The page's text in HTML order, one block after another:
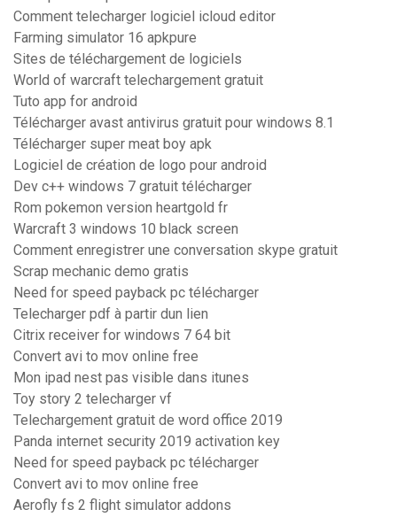
Comment telecharger logiciel icloud editor
Farming simulator 16 apkpure
Sites de téléchargement de logiciels
World of warcraft telechargement gratuit
Tuto app for android
Télécharger avast antivirus gratuit pour windows 8.1
Télécharger super meat boy apk
Logiciel de création de logo pour android
Dev c++ windows 7 gratuit télécharger
Rom pokemon version heartgold fr
Warcraft 3 windows 10 black screen
Comment enregistrer une conversation skype gratuit
Scrap mechanic demo gratis
Need for speed payback pc télécharger
Telecharger pdf à partir dun lien
Citrix receiver for windows 7 64 bit
Convert avi to mov online free
Mon ipad nest pas visible dans itunes
Toy story 2 telecharger vf
Telechargement gratuit de word office 2019
Panda internet security 2019 activation key
Need for speed payback pc télécharger
Convert avi to mov online free
Aerofly fs 2 flight simulator addons